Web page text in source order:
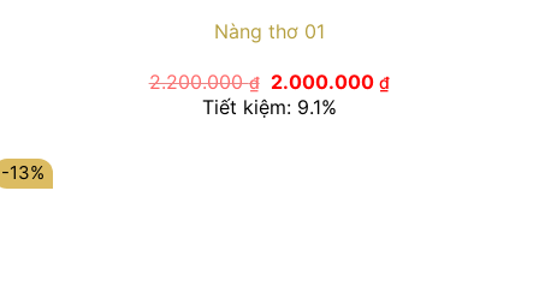
Nàng thơ 01
2.200.000₫
Giá
gốc
là:
2.000.000₫Giá
Tiết kiệm: 9.1%
-13%